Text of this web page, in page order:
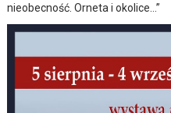
nieobecność. Orneta i okolice…”